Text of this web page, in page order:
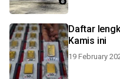
Daftar
Kamis ini
19 February